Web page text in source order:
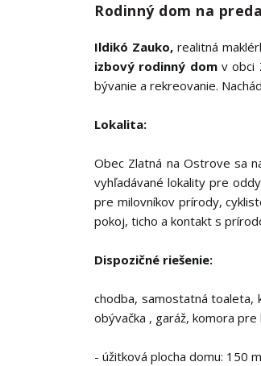
Rodinný dom na
Ildikó Zauko,realitná
izbový rodinný domv obci
bývanie a rekreovanie.
Lokalita:
Obec Zlatná na Ostrove sa
vyhľadávané lokality pre
pre milovníkov prírody,
pokoj, ticho a kontakt s
Dispozičné riešenie:
chodba, samostatná toaleta,
obývačka , garáž, komora
- úžitková plocha domu: 150